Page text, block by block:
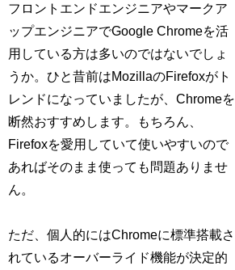
フロントエンドエンジニアやマークア
ップエンジニアでGoogle Chromeを活
用している方は多いのではないでしょ
うか。ひと昔前はMozillaのFirefoxがト
レンドになっていましたが、Chromeを
断然おすすめします。もちろん、
Firefoxを愛用していて使いやすいので
あればそのまま使っても問題ありませ
ん。
ただ、個人的にはChromeに標準搭載さ
れているオーバーライド機能が決定的